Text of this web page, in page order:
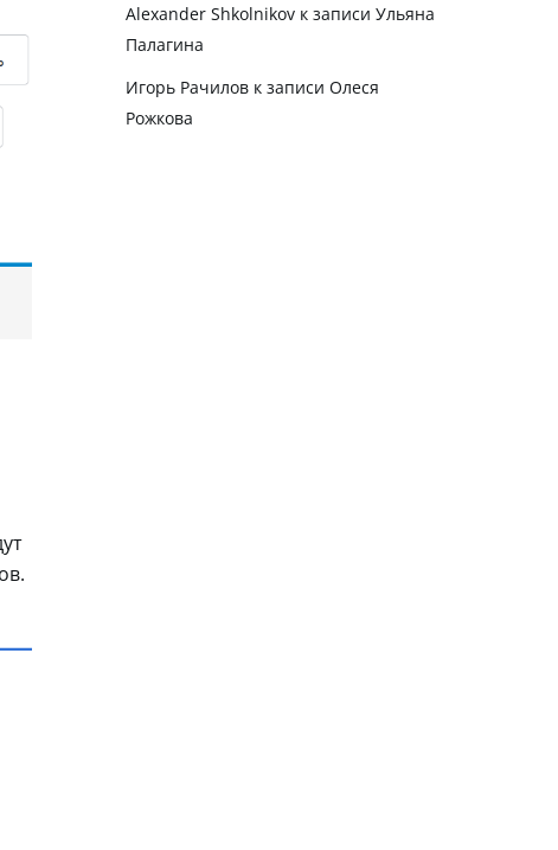
Alexander Shkolnikovк записи Ульяна
Палагина
Игорь Рачиловк записи Олеся
Рожкова